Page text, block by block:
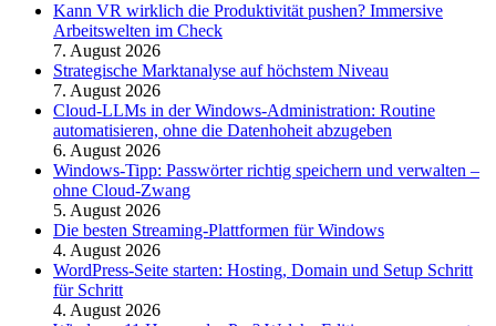
Kann VR wirklich die Produktivität pushen? Immersive
Arbeitswelten im Check
7. August 2026
Strategische Marktanalyse auf höchstem Niveau
7. August 2026
Cloud-LLMs in der Windows-Administration: Routine
automatisieren, ohne die Datenhoheit abzugeben
6. August 2026
Windows-Tipp: Passwörter richtig speichern und verwalten –
ohne Cloud-Zwang
5. August 2026
Die besten Streaming-Plattformen für Windows
4. August 2026
WordPress-Seite starten: Hosting, Domain und Setup Schritt
für Schritt
4. August 2026